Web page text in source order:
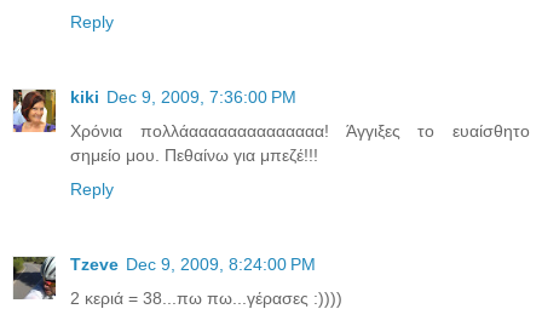
Reply
kiki Dec 9, 2009, 7:36:00 PM
Χρόνια πολλάαααααααααααααα! Άγγιξες το ευαίσθητο
σημείο μου. Πεθαίνω για μπεζέ!!!
Reply
Tzeve Dec 9, 2009, 8:24:00 PM
2 κεριά = 38...πω πω...γέρασες :))))